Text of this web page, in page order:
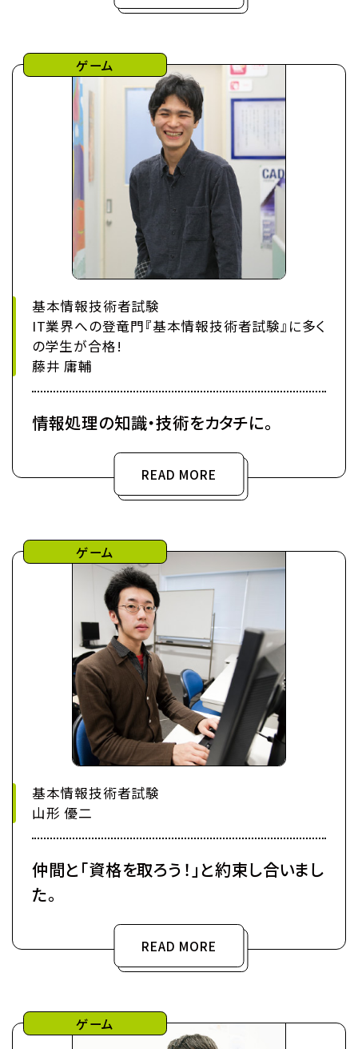
ゲーム
基本情報技術者試験
IT業界への登竜門『基本情報技術者試験』に多く
の学生が合格!
藤井 庸輔
情報処理の知識・技術をカタチに。
READ MORE
ゲーム
基本情報技術者試験
山形 優二
仲間と「資格を取ろう！」と約束し合いまし
た。
READ MORE
ゲーム